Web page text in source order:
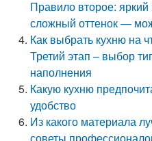
Правило второе:
сложный оттенок —
Как выбрать кухню на
Третий этап – выбор
наполнения
Какую кухню
удобство
Из какого материала